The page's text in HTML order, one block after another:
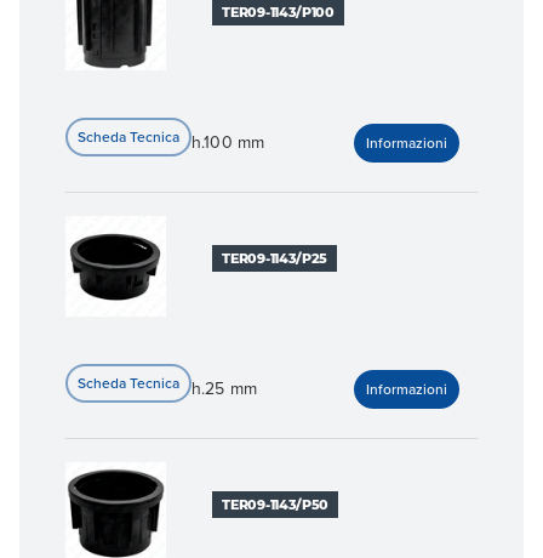
TER09-1143/P100
h.100 mm
TER09-1143/P25
h.25 mm
TER09-1143/P50